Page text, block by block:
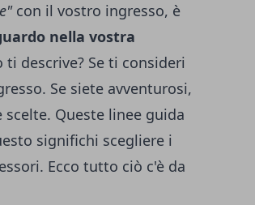
con il vostro ingresso, è
nella vostra
descrive? Se ti consideri
Se siete avventurosi,
Queste linee guida
significhi scegliere i
Ecco tutto ciò c'è da